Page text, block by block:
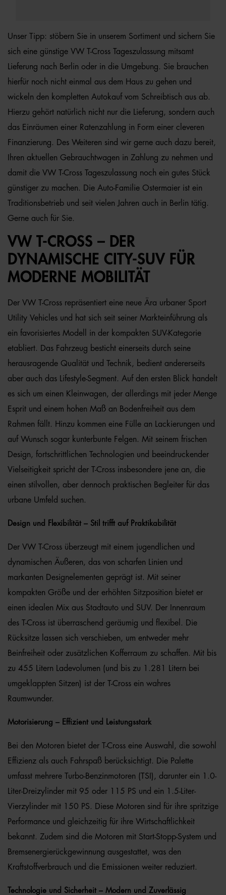
Unser Tipp: stöbern Sie in unserem Sortiment und sichern Sie
sich eine günstige VW T-Cross Tageszulassung mitsamt
Lieferung nach Berlin oder in die Umgebung. Sie brauchen
hierfür noch nicht einmal aus dem Haus zu gehen und
wickeln den kompletten Autokauf vom Schreibtisch aus ab.
Hierzu gehört natürlich nicht nur die Lieferung, sondern auch
das Einräumen einer Ratenzahlung in Form einer cleveren
Finanzierung. Des Weiteren sind wir gerne auch dazu bereit,
Ihren aktuellen Gebrauchtwagen in Zahlung zu nehmen und
damit die VW T-Cross Tageszulassung noch ein gutes Stück
günstiger zu machen. Die Auto-Familie Ostermaier ist ein
Traditionsbetrieb und seit vielen Jahren auch in Berlin tätig.
Gerne auch für Sie.
VW T-CROSS – DER
DYNAMISCHE CITY-SUV FÜR
MODERNE MOBILITÄT
Der VW T-Cross repräsentiert eine neue Ära urbaner Sport
Utility Vehicles und hat sich seit seiner Markteinführung als
ein favorisiertes Modell in der kompakten SUV-Kategorie
etabliert. Das Fahrzeug besticht einerseits durch seine
herausragende Qualität und Technik, bedient andererseits
aber auch das Lifestyle-Segment. Auf den ersten Blick handelt
es sich um einen Kleinwagen, der allerdings mit jeder Menge
Esprit und einem hohen Maß an Bodenfreiheit aus dem
Rahmen fällt. Hinzu kommen eine Fülle an Lackierungen und
auf Wunsch sogar kunterbunte Felgen. Mit seinem frischen
Design, fortschrittlichen Technologien und beeindruckender
Vielseitigkeit spricht der T-Cross insbesondere jene an, die
einen stilvollen, aber dennoch praktischen Begleiter für das
urbane Umfeld suchen.
Design und Flexibilität – Stil trifft auf Praktikabilität
Der VW T-Cross überzeugt mit einem jugendlichen und
dynamischen Äußeren, das von scharfen Linien und
markanten Designelementen geprägt ist. Mit seiner
kompakten Größe und der erhöhten Sitzposition bietet er
einen idealen Mix aus Stadtauto und SUV. Der Innenraum
des T-Cross ist überraschend geräumig und flexibel. Die
Rücksitze lassen sich verschieben, um entweder mehr
Beinfreiheit oder zusätzlichen Kofferraum zu schaffen. Mit bis
zu 455 Litern Ladevolumen (und bis zu 1.281 Litern bei
umgeklappten Sitzen) ist der T-Cross ein wahres
Raumwunder.
Motorisierung – Effizient und Leistungsstark
Bei den Motoren bietet der T-Cross eine Auswahl, die sowohl
Effizienz als auch Fahrspaß berücksichtigt. Die Palette
umfasst mehrere Turbo-Benzinmotoren (TSI), darunter ein 1.0-
Liter-Dreizylinder mit 95 oder 115 PS und ein 1.5-Liter-
Vierzylinder mit 150 PS. Diese Motoren sind für ihre spritzige
Performance und gleichzeitig für ihre Wirtschaftlichkeit
bekannt. Zudem sind die Motoren mit Start-Stopp-System und
Bremsenergierückgewinnung ausgestattet, was den
Kraftstoffverbrauch und die Emissionen weiter reduziert.
Technologie und Sicherheit – Modern und Zuverlässig